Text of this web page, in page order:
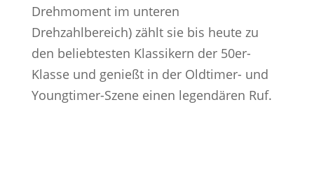
Drehmoment im unteren
Drehzahlbereich) zählt sie bis heute zu
den beliebtesten Klassikern der 50er-
Klasse und genießt in der Oldtimer- und
Youngtimer-Szene einen legendären Ruf.